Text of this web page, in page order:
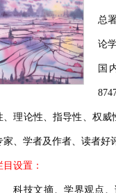
总
论
国
、理论性、指导性、权
家、学者及作者、读者好
目设置：
科技文摘、学界观点